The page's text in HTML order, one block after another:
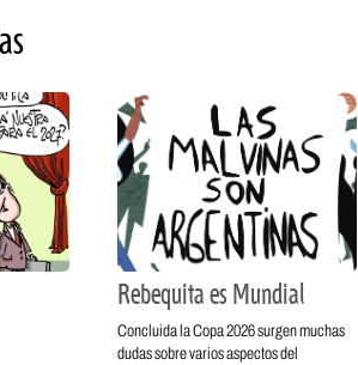
Rebequita es Mundial
Concluida la Copa 2026 surgen muchas
dudas sobre varios aspectos del